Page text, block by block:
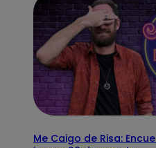
Me Caigo de Risa: